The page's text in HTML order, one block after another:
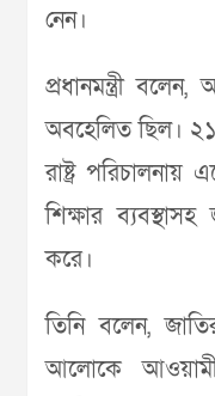
নেন।
প্রধানমন্ত্রী
অবহেলিত ছিল।
রাষ্ট্র
শিক্ষার
করে।
তিনি বলেন,
আলোকে